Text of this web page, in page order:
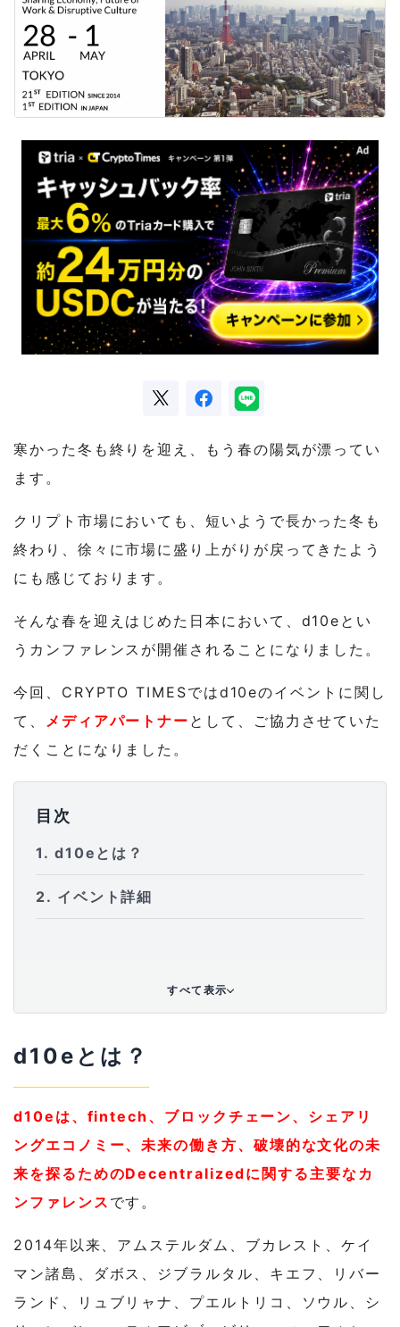
寒かった冬も終りを迎え、もう春の陽気が漂ってい
ます。
クリプト市場においても、短いようで長かった冬も
終わり、徐々に市場に盛り上がりが戻ってきたよう
にも感じております。
そんな春を迎えはじめた日本において、d10eとい
うカンファレンスが開催されることになりました。
今回、CRYPTO TIMESではd10eのイベントに関し
て、
メディアパートナー として、ご協力させていた
だくことになりました。
目次
1 d10eとは？
2 イベント詳細
すべて表示
d10eとは？
d10e は、 fintech 、ブロックチェーン、シェアリ
ングエコノミー、未来の働き方、破壊的な文化の未
来を探るためのDecentralizedに関する主要なカ
ンファレンス です。
2014年以来、アムステルダム、ブカレスト、ケイ
マン諸島、ダボス、ジブラルタル、キエフ、リバー
ランド、リュブリャナ、プエルトリコ、ソウル、シ